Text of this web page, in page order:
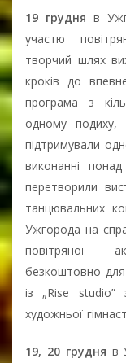
19 грудняв
участю
творчий шлях
кроків до
програма з
одному подиху,
підтримували
виконанні
перетворили
танцювальних
Ужгорода на
повітряної
безкоштовно для
із „Rise studio”
художньої
19, 20 грудня в